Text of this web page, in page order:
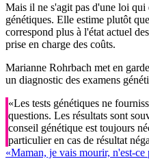
Mais il ne s'agit pas d'une loi qui
génétiques. Elle estime plutôt
correspond plus à l'état actuel
prise en charge des coûts.
Marianne Rohrbach met en
un diagnostic des examens
«Les tests génétiques ne
questions. Les résultats sont
conseil génétique est toujours
particulier en cas de résultat
«Maman, je vais mourir, n'est-ce